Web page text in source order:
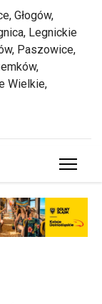
Głogów,
Legnickie
Paszowice,
Wielkie,